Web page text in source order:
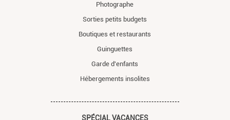
Photographe
Sorties petits budgets
Boutiques et restaurants
Guinguettes
Garde d'enfants
Hébergements insolites
SPÉCIAL VACANCES